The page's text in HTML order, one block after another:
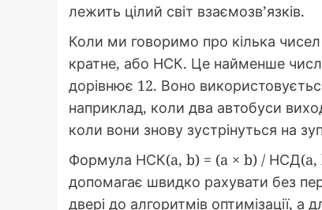
лежить цілий світ взаємозв’язків.
Коли ми говоримо про кілька
кратне, або НСК. Це найменше
дорівнює 12. Воно
наприклад, коли два автобуси
коли вони знову зустрінуться на
Формула НСК(a, b) = (a × b) / НСД(a,
допомагає швидко рахувати без
двері до алгоритмів оптимізації,